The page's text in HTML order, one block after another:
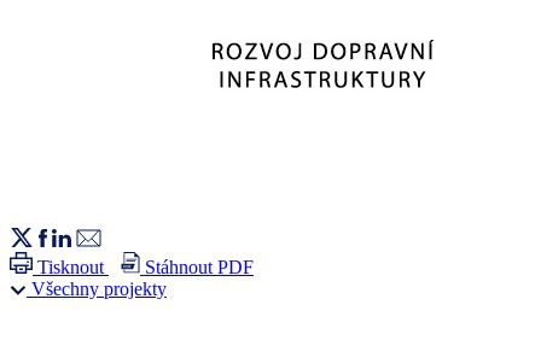
Tisknout
Stáhnout PDF
Všechny projekty